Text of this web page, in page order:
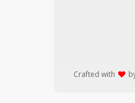
Crafted with